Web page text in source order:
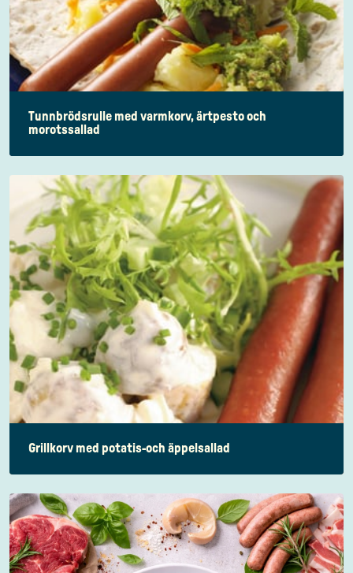
Tunnbrödsrulle med varmkorv, ärtpesto och
morotssallad
Grillkorv med potatis-och äppelsallad